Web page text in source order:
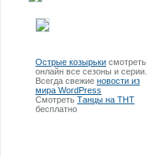
Острые козырьки смотреть
онлайн все сезоны и серии.
Всегда свежие новости из
мира WordPress
Смотреть Танцы на ТНТ
бесплатно